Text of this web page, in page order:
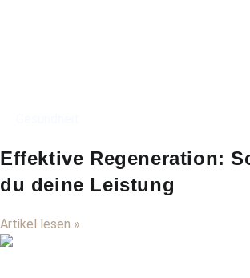
Effektive Regeneration:
du deine Leistung
Artikel lesen »